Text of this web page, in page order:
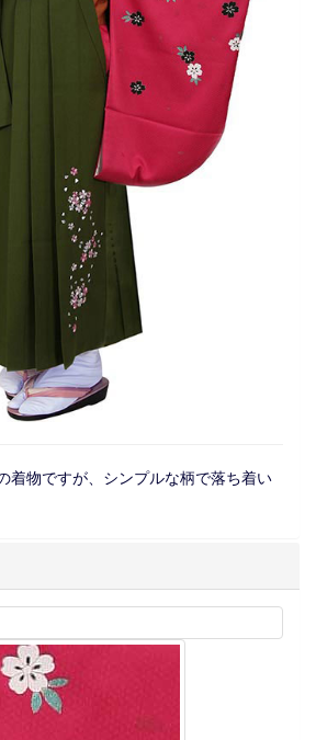
着物ですが、シンプルな柄で落ち着い